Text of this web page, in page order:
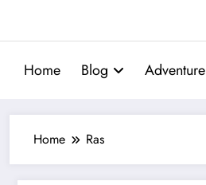
Home Blog Adventure
Home Ras